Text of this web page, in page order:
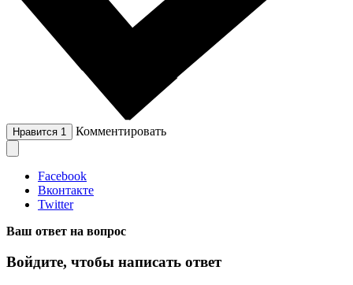
Нравится 1 Комментировать
Facebook
Вконтакте
Twitter
Ваш ответ на вопрос
Войдите, чтобы написать ответ